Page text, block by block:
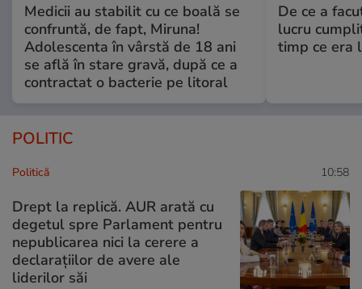
Medicii au stabilit cu ce boală se
confruntă, de fapt, Miruna!
Adolescenta în vârstă de 18 ani
se află în stare gravă, după ce a
contractat o bacterie pe litoral
De ce a
lucru
timp ce era
POLITIC
Politică 10:58
Drept la replică. AUR arată cu
degetul spre Parlament pentru
nepublicarea nici la cerere a
declarațiilor de avere ale
liderilor săi